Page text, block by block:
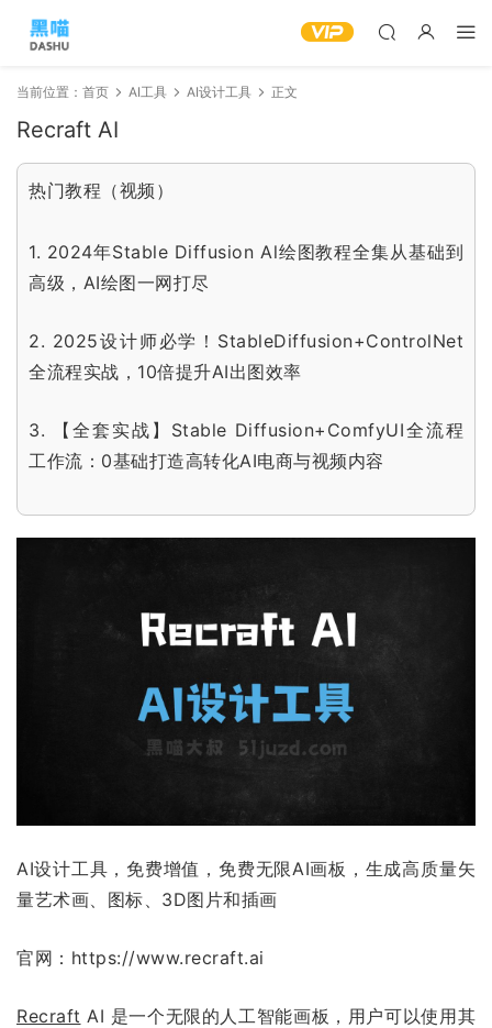
当前位置： 首页 AI工具 AI设计工具 正文
Recraft AI
热门教程（视频）
1. 2024年Stable Diffusion Al绘图教程全集从基础到
高级，AI绘图一网打尽
2. 2025设计师必学！StableDiffusion+ControlNet
全流程实战，10倍提升AI出图效率
3.
【全套实战】Stable Diffusion+ComfyUI全流程
工作流：0基础打造高转化AI电商与视频内容
AI设计工具，免费增值，免费无限AI画板，生成高质量矢
量艺术画、图标、3D图片和插画
官网：https://www.recraft.ai
Recraft AI 是一个无限的人工智能画板，用户可以使用其